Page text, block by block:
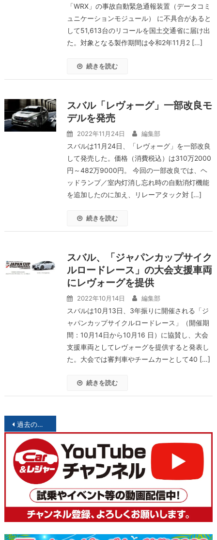
「WRX」の事故自動緊急通報装置（データコミ
ュニケーションモジュール） に不具合があると
して51,613台のリコールを国土交通省に届け出
た。対象となる製作期間は令和2年11月2 […]
続きを読む
スバル「レヴォーグ」一部改良モ
デルを発売
2022年11月24日 編集部
スバルは11月24日、「レヴォーグ」を一部改良
して発売した。価格（消費税込）は310万2000
円～482万9000円。 今回の一部改良では、ヘ
ッドランプ／室内灯消し忘れ時の自動消灯機能
を追加したのに加え、リレーアタック対 […]
続きを読む
スバル、「ジャパンカップサイク
ルロードレース」の大会支援車両
にレヴォーグを提供
2022年10月14日 編集部
スバルは10月13日、3年振りに開催される「ジ
ャパンカップサイクルロードレース」（開催期
間：10月14日から10月16 日）に協賛し、大会
支援車両としてレヴォーグを提供すると発表し
た。大会では審判車やチームカーとして40 […]
続きを読む
投
稿
ナ
ビ
ー
過去の投稿